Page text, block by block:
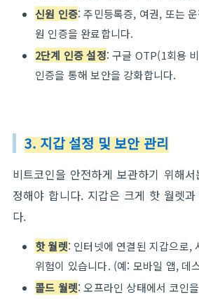
신원 인증: 주민등록증, 여권, 또는
원 인증을 완료합니다.
2단계 인증 설정: 구글 OTP(1회용
인증을 통해 보안을 강화합니다.
3. 지갑 설정 및 보안 관리
비트코인을 안전하게 보관하기 위해
정해야 합니다. 지갑은 크게 핫 월렛
다.
핫 월렛: 인터넷에 연결된 지갑으로,
위험이 있습니다. (예: 모바일 앱, 데
콜드 월렛: 오프라인 상태에서 코인